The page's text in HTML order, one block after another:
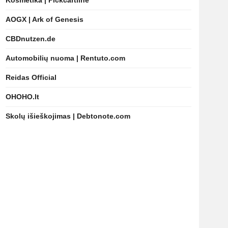
AOGX | Ark of Genesis
CBDnutzen.de
Automobilių nuoma | Rentuto.com
Reidas Official
OHOHO.lt
Skolų išieškojimas | Debtonote.com